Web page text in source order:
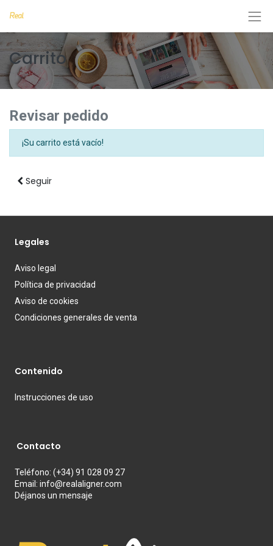
Carrito
Revisar pedido
¡Su carrito está vacío!
Seguir
Legales
Aviso legal
Política de privacidad
Aviso de cookies
Condiciones generales de venta
Contenido
Instrucciones de uso
Contacto
Teléfono: (+34) 91 028 09 27
Email: info@realaligner.com
Déjanos un mensaje